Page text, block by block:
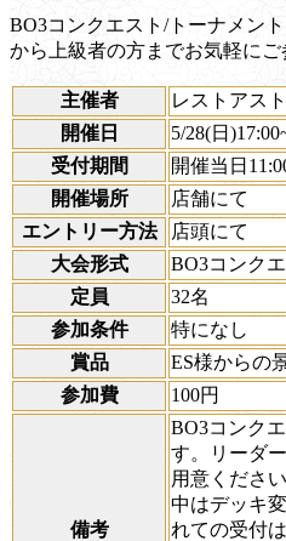
BO3コンクエスト/トーナメン
から上級者の方までお気軽にご
主催者
レストアス
開催日
5/28(日
受付期間
開催当日
開催場所
店舗にて
エントリー方法
店頭にて
大会形式
BO3コンク
定員
32名
参加条件
特になし
賞品
ES様からの
参加費
100円
備考
BO3コンク
す。リーダ
用意くださ
中はデッキ
れての受付